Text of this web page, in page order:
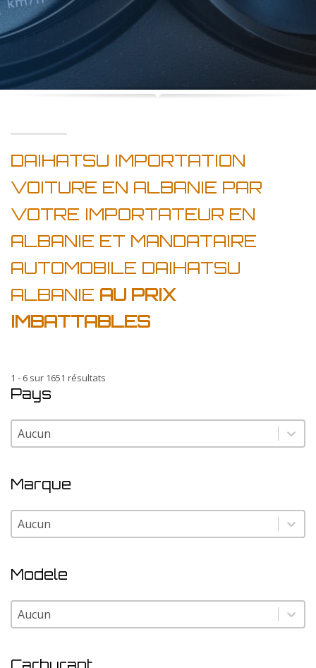
DAIHATSU IMPORTATION
VOITURE EN ALBANIE PAR
VOTRE IMPORTATEUR EN
ALBANIE ET MANDATAIRE
AUTOMOBILE DAIHATSU
ALBANIE AU PRIX
IMBATTABLES
1 - 6 sur 1651 résultats
Pays
Pays
Pays
Marque
Marque
Marque
Modele
Modele
Modele